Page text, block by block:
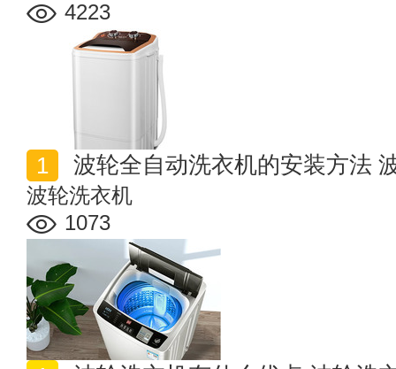
4223
波轮全自动洗衣机的安装方法
波轮洗衣机
1073